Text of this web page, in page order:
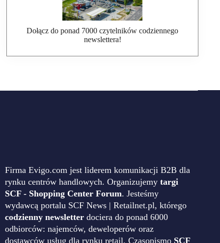
Dołącz do ponad 7000 czytelników codziennego
newslettera!
Firma Evigo.com jest liderem komunikacji B2B dla
rynku centrów handlowych. Organizujemy targi
SCF - Shopping Center Forum. Jesteśmy
wydawcą portalu SCF News | Retailnet.pl, którego
codzienny newsletter dociera do ponad 6000
odbiorców: najemców, deweloperów oraz
dostawców usług dla rynku retail. Czasopismo SCF